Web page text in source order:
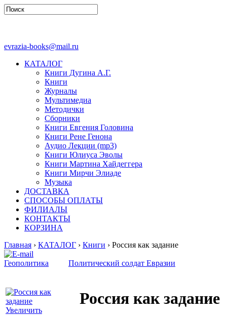
evrazia-books@mail.ru
КАТАЛОГ
Книги Дугина А.Г.
Книги
Журналы
Мультимедиа
Методички
Сборники
Книги Евгения Головина
Книги Рене Генона
Аудио Лекции (mp3)
Книги Юлиуса Эволы
Книги Мартина Хайдеггера
Книги Мирчи Элиаде
Музыка
ДОСТАВКА
СПОСОБЫ ОПЛАТЫ
ФИЛИАЛЫ
КОНТАКТЫ
КОРЗИНА
Главная › КАТАЛОГ › Книги › Россия как задание
Геополитика Политический солдат Евразии
Увеличить
Россия как задание